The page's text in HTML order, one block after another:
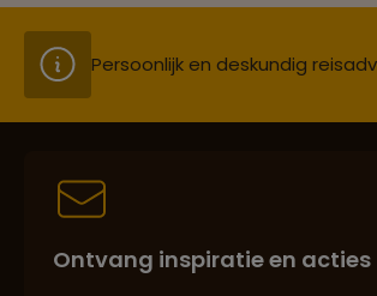
Persoonlijk en deskundig
Best beoordeelde reisroutes
Ontvang inspiratie en acties